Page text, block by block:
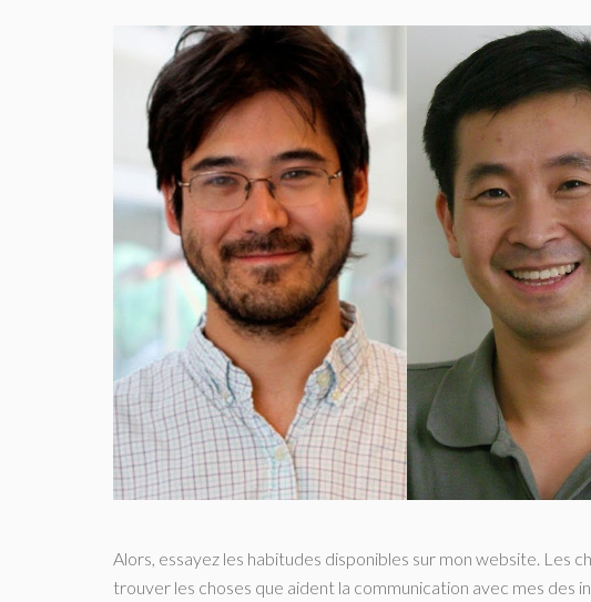
Alors, essayez les habitudes disponibles sur mon website. Les
trouver les choses que aident la communication avec mes des